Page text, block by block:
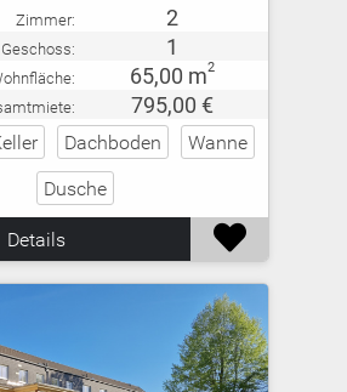
Zimmer: 2
Geschoss: 1
65,00 m2
795,00 €
Dachboden
Wanne
Dusche
Details
